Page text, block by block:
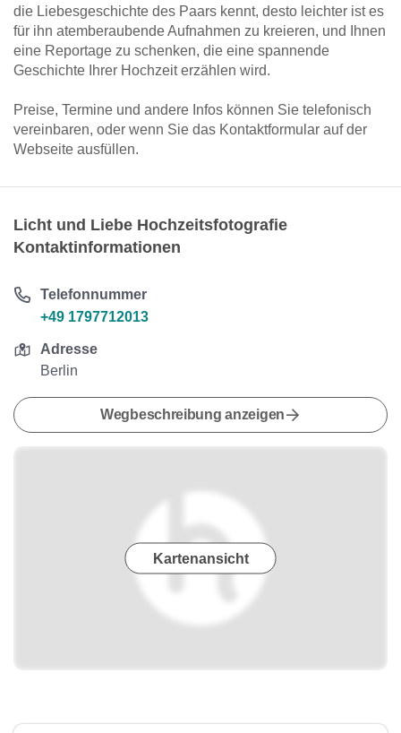
die Liebesgeschichte des Paars kennt, desto leichter ist es
für ihn atemberaubende Aufnahmen zu kreieren, und Ihnen
eine Reportage zu schenken, die eine spannende
Geschichte Ihrer Hochzeit erzählen wird.
Preise, Termine und andere Infos können Sie telefonisch
vereinbaren, oder wenn Sie das Kontaktformular auf der
Webseite ausfüllen.
Licht und Liebe Hochzeitsfotografie
Kontaktinformationen
Telefonnummer
+49 1797712013
Adresse
Berlin
Wegbeschreibung anzeigen
Kartenansicht